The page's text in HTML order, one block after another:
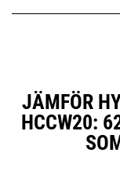
JÄMFÖR
HCCW20: